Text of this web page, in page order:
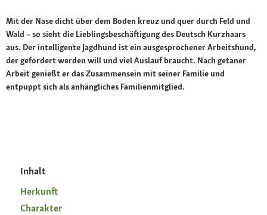
Mit der Nase dicht über dem Boden kreuz und quer durch Feld und
Wald – so sieht die Lieblingsbeschäftigung des Deutsch Kurzhaars
aus. Der intelligente Jagdhund ist ein ausgesprochener Arbeitshund,
der gefordert werden will und viel Auslauf braucht. Nach getaner
Arbeit genießt er das Zusammensein mit seiner Familie und
entpuppt sich als anhängliches Familienmitglied.
Inhalt
Herkunft
Charakter